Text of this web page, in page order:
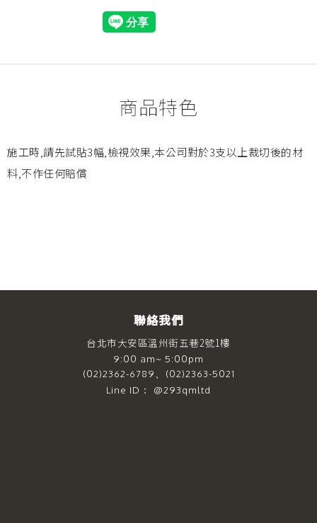
商品特色
施工時,請先試貼3幅,檢視效果,本公司對於3支以上裁切後的材
料,不作任何賠償
聯絡我們
台北市大安區溫州街五巷2號1樓
9:00 am~ 5:00pm
(02)2362-6789、(02)2363-5021
Line ID： @293qmltd